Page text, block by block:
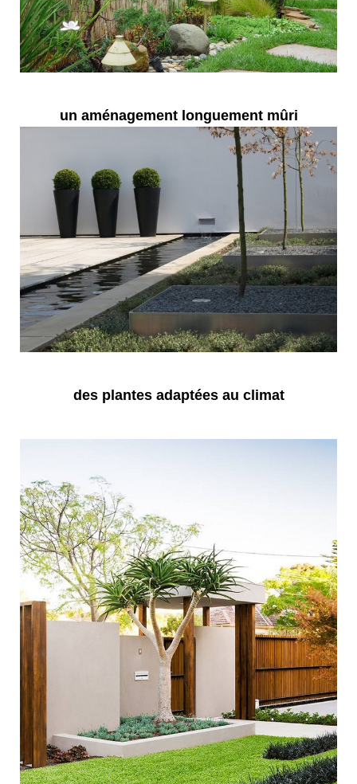
un aménagement longuement mûri
des plantes adaptées au climat